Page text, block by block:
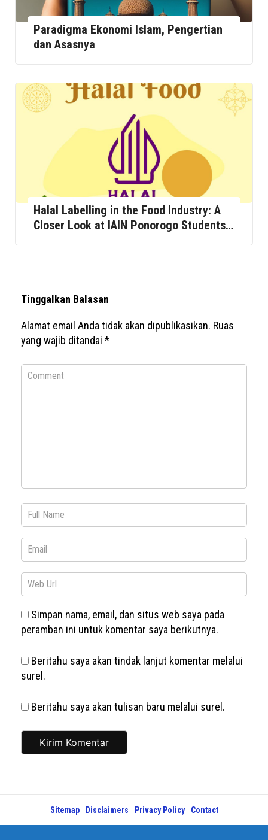
Paradigma Ekonomi Islam, Pengertian
dan Asasnya
Halal Labelling in the Food Industry: A
Closer Look at IAIN Ponorogo Students'
Tinggalkan Balasan
Alamat email Anda tidak akan dipublikasikan. Ruas
yang wajib ditandai *
Simpan nama, email, dan situs web saya pada
peramban ini untuk komentar saya berikutnya.
Beritahu saya akan tindak lanjut komentar melalui
surel.
Beritahu saya akan tulisan baru melalui surel.
Sitemap Disclaimers Privacy Policy Contact